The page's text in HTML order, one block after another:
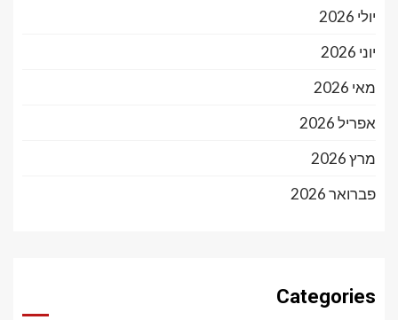
יולי 2026
יוני 2026
מאי 2026
אפריל 2026
מרץ 2026
פברואר 2026
Categories